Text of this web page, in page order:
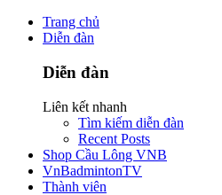
Trang chủ
Diễn đàn
Diễn đàn
Liên kết nhanh
Tìm kiếm diễn đàn
Recent Posts
Shop Cầu Lông VNB
VnBadmintonTV
Thành viên